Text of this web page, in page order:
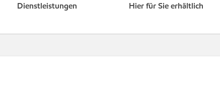
Dienstleistungen Hier für Sie erhältlich